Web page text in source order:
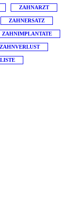
ZAHNARZT
ZAHNERSATZ
ZAHNIMPLANTATE
ZAHNVERLUST